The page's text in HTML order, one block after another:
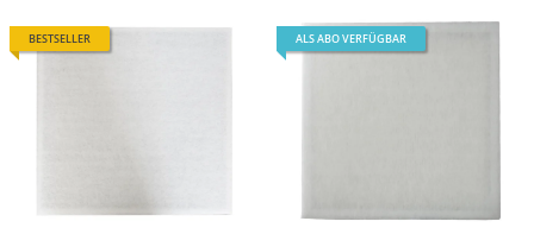
BESTSELLER ALS ABO VERFÜGBAR